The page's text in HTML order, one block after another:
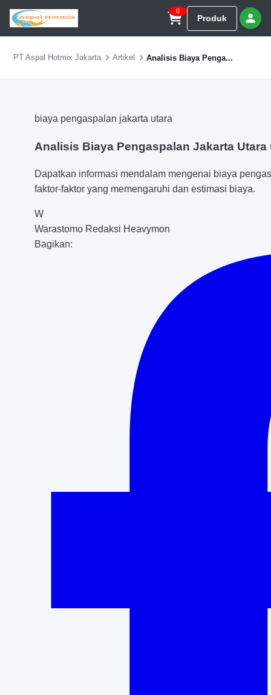
0
Produk
PT Aspal Hotmix Jakarta Artikel Analisis Biaya Penga...
biaya pengaspalan jakarta utara
Analisis Biaya Pengaspalan Jakarta
Dapatkan informasi mendalam mengenai biaya
faktor-faktor yang memengaruhi dan estimasi biaya.
W
Warastomo Redaksi Heavymon
Bagikan: